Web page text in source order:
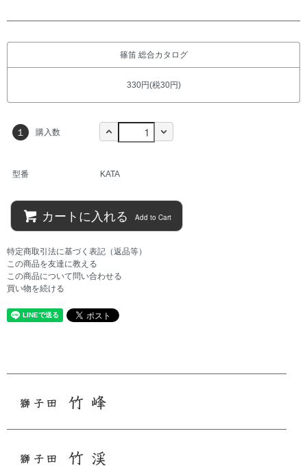
篠笛 総合カタログ
330円(税30円)
１ 購入数
型番 KATA
カートに入れる Add to Cart
特定商取引法に基づく表記（返品等）
この商品を友達に教える
この商品について問い合わせる
買い物を続ける